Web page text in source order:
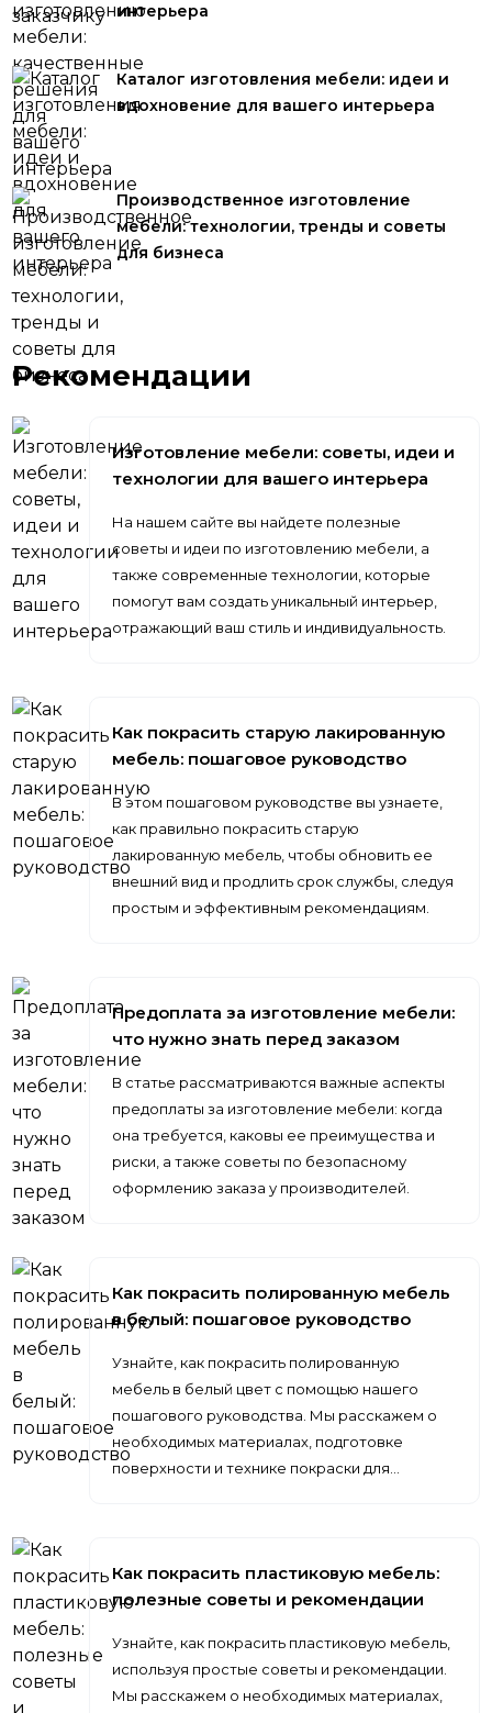
интерьера
Каталог изготовления мебели: идеи и
вдохновение для вашего интерьера
Производственное изготовление
мебели: технологии, тренды и советы
для бизнеса
Рекомендации
Изготовление мебели: советы, идеи и
технологии для вашего интерьера
На нашем сайте вы найдете полезные
советы и идеи по изготовлению мебели, а
также современные технологии, которые
помогут вам создать уникальный интерьер,
отражающий ваш стиль и индивидуальность.
Как покрасить старую лакированную
мебель: пошаговое руководство
В этом пошаговом руководстве вы узнаете,
как правильно покрасить старую
лакированную мебель, чтобы обновить ее
внешний вид и продлить срок службы, следуя
простым и эффективным рекомендациям.
Предоплата за изготовление мебели:
что нужно знать перед заказом
В статье рассматриваются важные аспекты
предоплаты за изготовление мебели: когда
она требуется, каковы ее преимущества и
риски, а также советы по безопасному
оформлению заказа у производителей.
Как покрасить полированную мебель
в белый: пошаговое руководство
Узнайте, как покрасить полированную
мебель в белый цвет с помощью нашего
пошагового руководства. Мы расскажем о
необходимых материалах, подготовке
поверхности и технике покраски для…
Как покрасить пластиковую мебель:
полезные советы и рекомендации
Узнайте, как покрасить пластиковую мебель,
используя простые советы и рекомендации.
Мы расскажем о необходимых материалах,